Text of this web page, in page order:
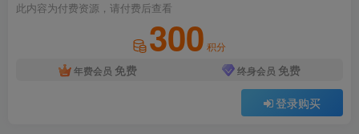
此内容为付费资源，请付费后查看
300 积分
年费会员 免费 终身会员 免费
登录购买